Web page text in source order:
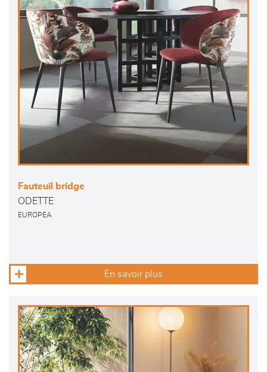
Fauteuil bridge
ODETTE
EUROPEA
En savoir plus